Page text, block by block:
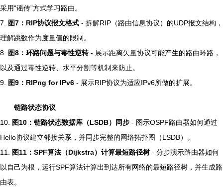
采用“谣传”方式学习路由。
7.
图7：RIP协议报文格式 - 拆解RIP（路由信息协议）的UDP报文结构，
理解跳数作为度量值的限制。
8.
图8：环路问题与毒性逆转- 展示距离矢量协议可能产生的路由环路，
以及通过毒性逆转、水平分割等机制来防止。
9.
图9：RIPng for IPv6 - 展示RIP协议为适应IPv6所做的扩展。
链路状态协议
10.
图10：链路状态数据库（LSDB）同步 - 图示OSPF路由器如何通过
Hello协议建立邻接关系，并同步完整的网络拓扑图（LSDB）。
11.
图11：SPF算法（Dijkstra）计算最短路径树 - 分步演示路由器如何
以自己为根，运行SPF算法计算出到达所有网络的最短路径树，并生成路
由表。